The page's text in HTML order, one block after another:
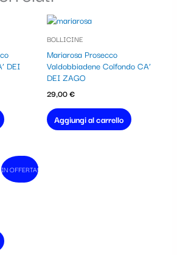
DEI
BOLLICINE
Mariarosa Prosecco
Valdobbiadene Colfondo CA’
DEI ZAGO
29,00€
Aggiungi al carrello
In vendita!
IN OFFERTA!